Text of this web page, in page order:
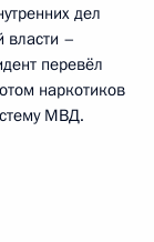
дел
власти –
перевёл
наркотиков
МВД.